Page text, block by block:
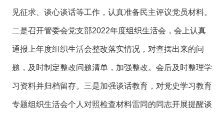
见征求、谈心谈话等工作，认真准备民主评议党员材料。
二是召开管委会党支部2022年度组织生活会，会上认真
通报上年度组织生活会整改落实情况，对查摆出来的问
题，及时制定整改问题清单，加强整改。会后及时整理学
习资料并归档留存。三是加强谈话教育，对党史学习教育
专题组织生活会个人对照检查材料雷同的同志开展提醒谈